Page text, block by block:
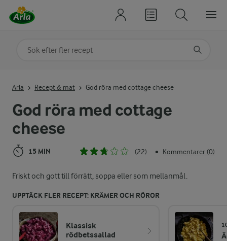
God röra med cottage
cheese
15 MIN (22) • Kommentarer (0)
Friskt och gott till förrätt, soppa eller som mellanmål.
UPPTÄCK FLER RECEPT: KRÄMER OCH RÖROR
Klassisk
rödbetssallad
Arla Recept & mat God röra med cottage cheese
Sök på kategori eller ingrediens